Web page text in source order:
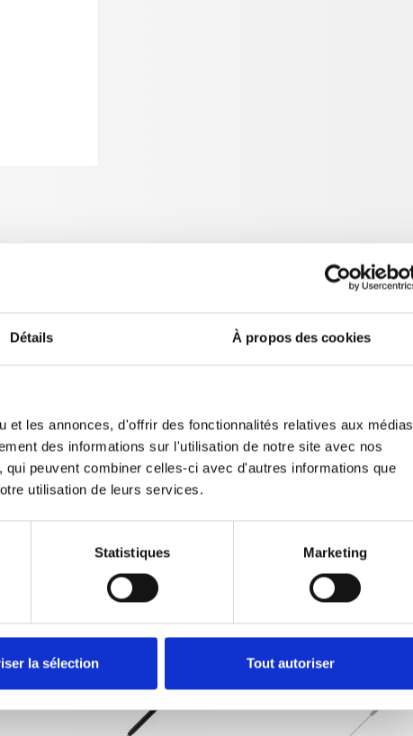
Détails À propos des cookies
et les annonces, d'offrir des fonctionnalités relatives aux médias
des informations sur l'utilisation de notre site avec nos
peuvent combiner celles-ci avec d'autres informations que
utilisation de leurs services.
Statistiques Marketing
la sélection Tout autoriser
techniques